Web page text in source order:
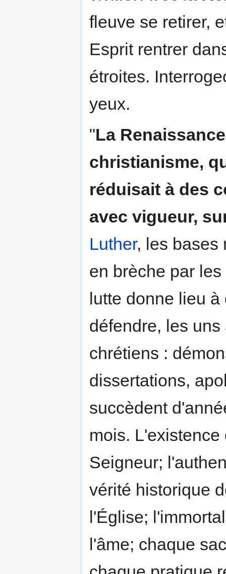
fleuve se retirer,
Esprit rentrer
étroites.
yeux.
"La
christianisme,
réduisait à des
avec vigueur,
Luther, les bases
en brèche par
lutte donne lieu
défendre, les
chrétiens :
dissertations,
succèdent
mois.
Seigneur;
vérité historique
l'Église;
l'âme; chaque